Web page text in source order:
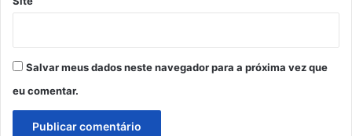
Salvar meus dados neste navegador para a próxima vez que
eu comentar.